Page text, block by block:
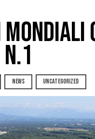
NEWS UNCATEGORIZED